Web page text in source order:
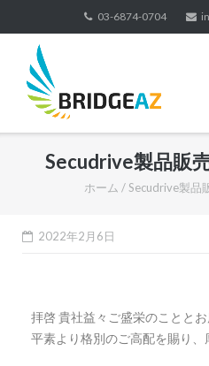
03-6874-0704
Secudrive製品販
ホーム /Secudrive製品
2022年2月6日
拝啓 貴社益々ご盛栄のこととお
平素より格別のご高配を賜り、